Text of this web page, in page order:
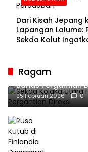
Dari Kisah Jepang
Lapangan Lalume:
Sekda Kolut
Ragam
Sekda Kolaka
Bahas Pergantian
25 Februari 2026 0